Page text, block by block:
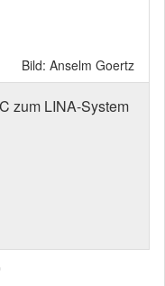
Bild: Anselm Goertz
zum LINA-System